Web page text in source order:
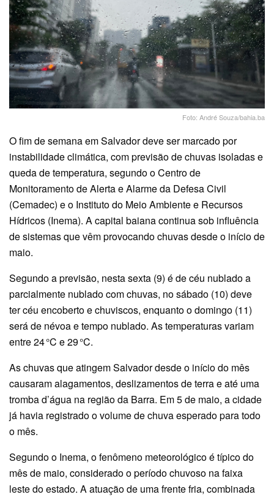
Foto: André Souza/bahia.ba
O fim de semana em Salvador deve ser marcado por
instabilidade climática, com previsão de chuvas isoladas e
queda de temperatura, segundo o Centro de
Monitoramento de Alerta e Alarme da Defesa Civil
(Cemadec) e o Instituto do Meio Ambiente e Recursos
Hídricos (Inema). A capital baiana continua sob influência
de sistemas que vêm provocando chuvas desde o início de
maio.
Segundo a previsão, nesta sexta (9) é de céu nublado a
parcialmente nublado com chuvas, no sábado (10) deve
ter céu encoberto e chuviscos, enquanto o domingo (11)
será de névoa e tempo nublado. As temperaturas variam
entre 24 °C e 29 °C.
As chuvas que atingem Salvador desde o início do mês
causaram alagamentos, deslizamentos de terra e até uma
tromba d’água na região da Barra. Em 5 de maio, a cidade
já havia registrado o volume de chuva esperado para todo
o mês.
Segundo o Inema, o fenômeno meteorológico é típico do
mês de maio, considerado o período chuvoso na faixa
leste do estado. A atuação de uma frente fria, combinada